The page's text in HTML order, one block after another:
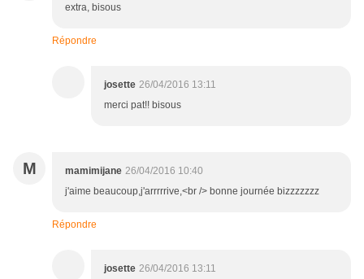
extra, bisous
Répondre
josette 26/04/2016 13:11
merci pat!! bisous
M mamimijane 26/04/2016 10:40
j'aime beaucoup,j'arrrrrive,<br /> bonne journée bizzzzzzz
Répondre
josette 26/04/2016 13:11